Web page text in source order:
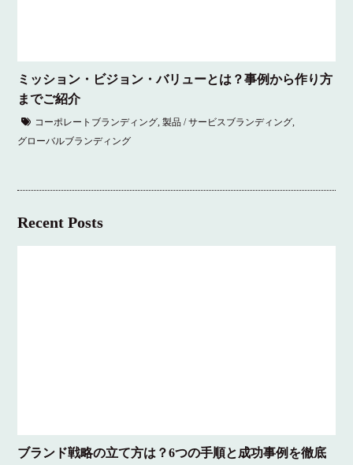
ミッション・ビジョン・バリューとは？事例から作り方
までご紹介
コーポレートブランディング,製品 / サービスブランディング,
グローバルブランディング
Recent Posts
ブランド戦略の立て方は？6つの手順と成功事例を徹底